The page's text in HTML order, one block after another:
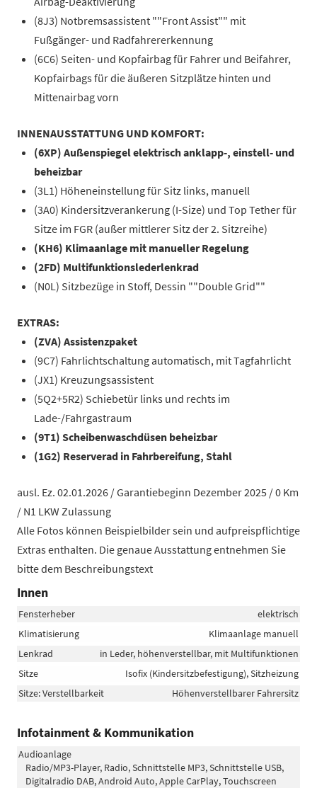
(8J3) Notbremsassistent ""Front Assist"" mit
Fußgänger- und Radfahrererkennung
(6C6) Seiten- und Kopfairbag für Fahrer und Beifahrer,
Kopfairbags für die äußeren Sitzplätze hinten und
Mittenairbag vorn
INNENAUSSTATTUNG UND KOMFORT:
(6XP) Außenspiegel elektrisch anklapp-, einstell- und
beheizbar
(3L1) Höheneinstellung für Sitz links, manuell
(3A0) Kindersitzverankerung (I-Size) und Top Tether für
Sitze im FGR (außer mittlerer Sitz der 2. Sitzreihe)
(KH6) Klimaanlage mit manueller Regelung
(2FD) Multifunktionslederlenkrad
(N0L) Sitzbezüge in Stoff, Dessin ""Double Grid""
EXTRAS:
(ZVA) Assistenzpaket
(9C7) Fahrlichtschaltung automatisch, mit Tagfahrlicht
(JX1) Kreuzungsassistent
(5Q2+5R2) Schiebetür links und rechts im
Lade-/Fahrgastraum
(9T1) Scheibenwaschdüsen beheizbar
(1G2) Reserverad in Fahrbereifung, Stahl
ausl. Ez. 02.01.2026 / Garantiebeginn Dezember 2025 / 0 Km
/ N1 LKW Zulassung
Alle Fotos können Beispielbilder sein und aufpreispflichtige
Extras enthalten. Die genaue Ausstattung entnehmen Sie
bitte dem Beschreibungstext
Innen
Fensterheber
elektrisch
Klimatisierung
Klimaanlage manuell
Lenkrad
in Leder, höhenverstellbar, mit Multifunktionen
Sitze
Isofix (Kindersitzbefestigung), Sitzheizung
Sitze: Verstellbarkeit
Höhenverstellbarer Fahrersitz
Infotainment & Kommunikation
Audioanlage
Radio/MP3-Player, Radio, Schnittstelle MP3, Schnittstelle USB,
Digitalradio DAB, Android Auto, Apple CarPlay, Touchscreen